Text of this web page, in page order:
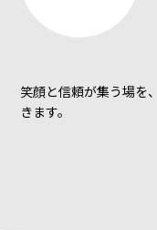
笑顔と信頼が集う場を
きます。